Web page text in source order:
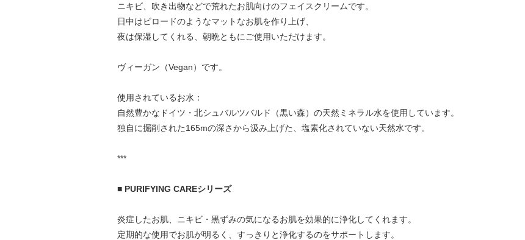
ニキビ、吹き出物などで荒れたお肌向けのフェイスクリームです。
日中はビロードのようなマットなお肌を作り上げ、
夜は保湿してくれる、朝晩ともにご使用いただけます。
ヴィーガン（Vegan）です。
使用されているお水：
自然豊かなドイツ・北シュバルツバルド（黒い森）の天然ミネラル水を使用しています。
独自に掘削された165mの深さから汲み上げた、塩素化されていない天然水です。
***
■ PURIFYING CAREシリーズ
炎症したお肌、ニキビ・黒ずみの気になるお肌を効果的に浄化してくれます。
定期的な使用でお肌が明るく、すっきりと浄化するのをサポートします。